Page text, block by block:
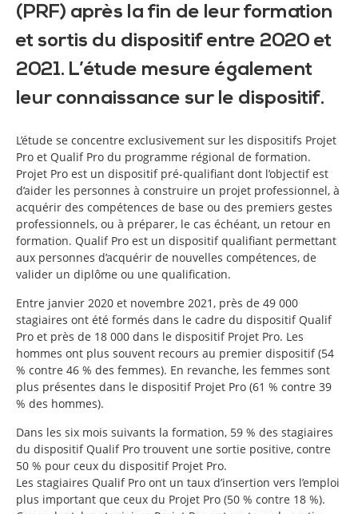
(PRF) après la fin de leur formation
et sortis du dispositif entre 2020 et
2021. L’étude mesure également
leur connaissance sur le dispositif.
L’étude se concentre exclusivement sur les dispositifs Projet
Pro et Qualif Pro du programme régional de formation.
Projet Pro est un dispositif pré-qualifiant dont l’objectif est
d’aider les personnes à construire un projet professionnel, à
acquérir des compétences de base ou des premiers gestes
professionnels, ou à préparer, le cas échéant, un retour en
formation. Qualif Pro est un dispositif qualifiant permettant
aux personnes d’acquérir de nouvelles compétences, de
valider un diplôme ou une qualification.
Entre janvier 2020 et novembre 2021, près de 49 000
stagiaires ont été formés dans le cadre du dispositif Qualif
Pro et près de 18 000 dans le dispositif Projet Pro. Les
hommes ont plus souvent recours au premier dispositif (54
% contre 46 % des femmes). En revanche, les femmes sont
plus présentes dans le dispositif Projet Pro (61 % contre 39
% des hommes).
Dans les six mois suivants la formation, 59 % des stagiaires
du dispositif Qualif Pro trouvent une sortie positive, contre
50 % pour ceux du dispositif Projet Pro.
Les stagiaires Qualif Pro ont un taux d’insertion vers l’emploi
plus important que ceux du Projet Pro (50 % contre 18 %).